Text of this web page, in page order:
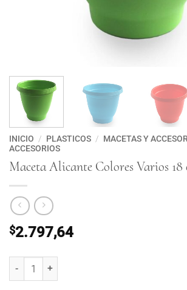
INICIO / PLASTICOS / MACETAS Y
ACCESORIOS
Maceta Alicante Colores Varios 18
$2.797,64